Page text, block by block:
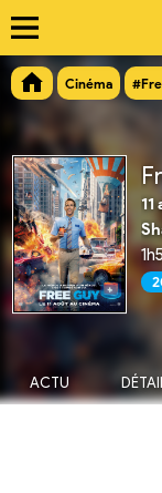
Cinéma
11
ACTU